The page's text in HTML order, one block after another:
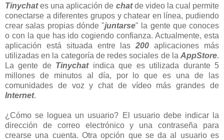
Tinychates una aplicación de chatde video la cual permite
conectarse a diferentes grupos y chatear en línea, pudiendo
crear salas propias dónde "juntarse" la gente que conoces
o con la que has ido cogiendo confianza. Actualmente, esta
aplicación está situada entre las200 aplicaciones más
utilizadas en la categoría de redes sociales de la AppStore.
La gente de Tinychat indica que es utilizada durante 5
millones de minutos al día, por lo que es una de las
comunidades de voz y chat de vídeo más grandes de
Internet.
¿Cómo se loguea un usuario? El usuario debe indicar la
dirección de correo electrónico y una contraseña para
crearse una cuenta. Otra opción que se da al usuario es